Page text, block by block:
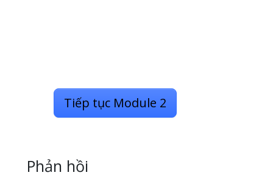
Tiếp tục Module 2
Phản hồi